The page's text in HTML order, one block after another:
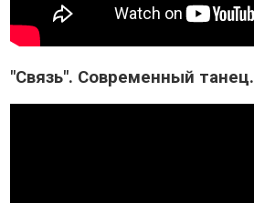
"Связь". Современный танец.